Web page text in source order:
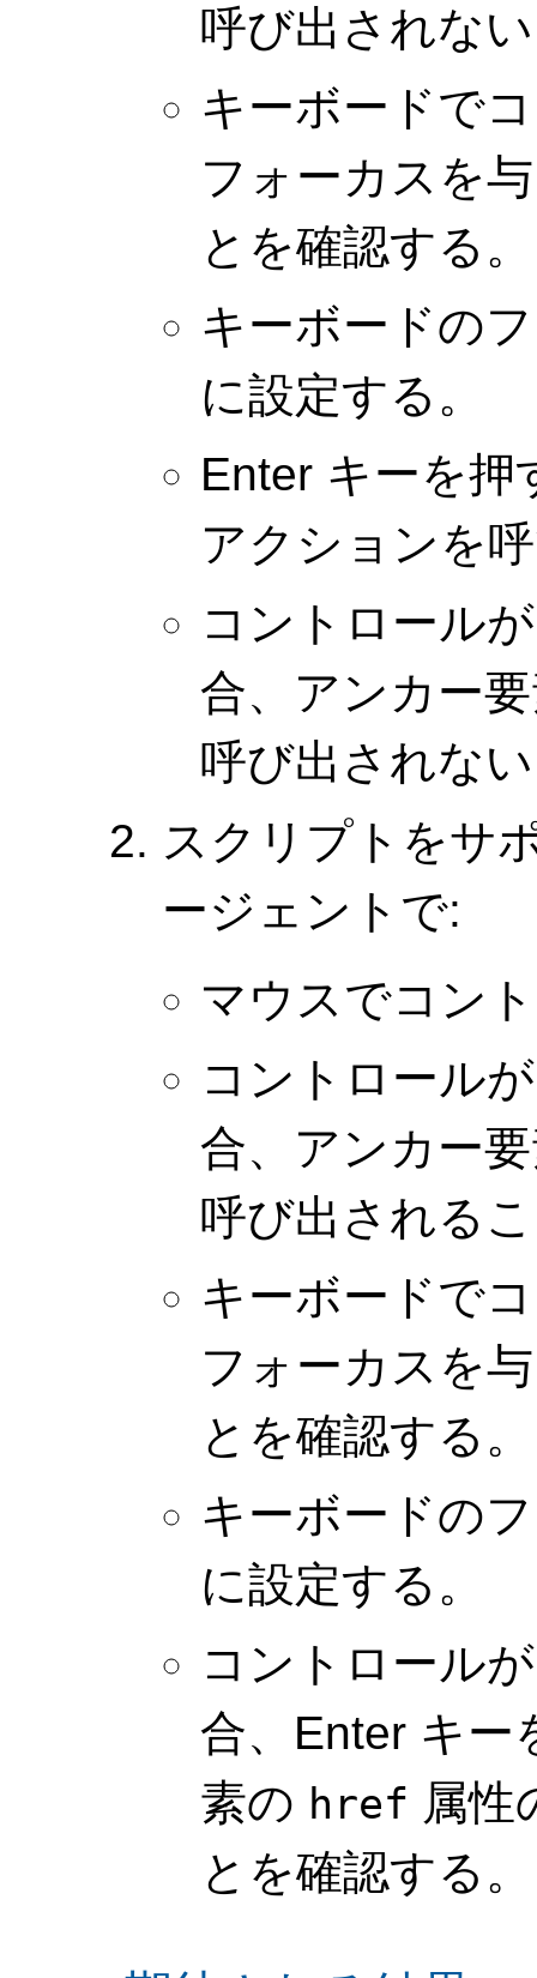
呼び出されな
キーボードで
フォーカスを
とを確認する。
キーボードの
に設定する。
Enter キーを
アクションを
コントロール
合、アンカー
呼び出されな
スクリプトをサ
ージェントで:
マウスでコン
コントロール
合、アンカー
呼び出される
キーボードで
フォーカスを
とを確認する。
キーボードの
に設定する。
コントロール
合、Enter キー
素の href 属性
とを確認する。